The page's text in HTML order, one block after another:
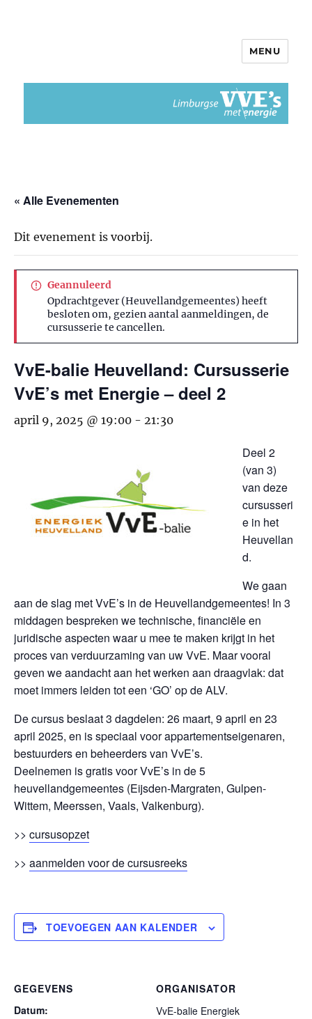
Limburgse VvEs met Energie
MENU
« Alle Evenementen
Dit evenement is voorbij.
Geannuleerd
Opdrachtgever (Heuvellandgemeentes) heeft
besloten om, gezien aantal aanmeldingen, de
cursusserie te cancellen.
VvE-balie Heuvelland: Cursusserie
VvE’s met Energie – deel 2
april 9, 2025 @ 19:00 - 21:30
Deel 2
(van 3)
van deze
cursusseri
e in het
Heuvellan
d.
We gaan
aan de slag met VvE’s in de Heuvellandgemeentes! In 3
middagen bespreken we technische, financiële en
juridische aspecten waar u mee te maken krijgt in het
proces van verduurzaming van uw VvE. Maar vooral
geven we aandacht aan het werken aan draagvlak: dat
moet immers leiden tot een ‘GO’ op de ALV.
De cursus beslaat 3 dagdelen: 26 maart, 9 april en 23
april 2025, en is speciaal voor appartementseigenaren,
bestuurders en beheerders van VvE’s.
Deelnemen is gratis voor VvE’s in de 5
heuvellandgemeentes (Eijsden-Margraten, Gulpen-
Wittem, Meerssen, Vaals, Valkenburg).
>> cursusopzet
>> aanmelden voor de cursusreeks
TOEVOEGEN AAN KALENDER
GEGEVENS
Datum:
ORGANISATOR
VvE-balie Energiek